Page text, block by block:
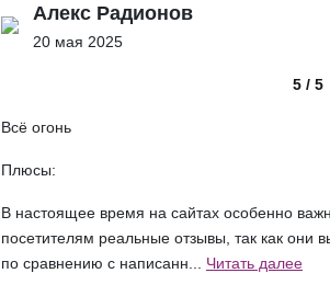
Алекс Радионов
20 мая 2025
5 / 5
Всё огонь
Плюсы:
В настоящее время на сайтах особенно
посетителям реальные отзывы, так как они
по сравнению с написанн... Читать далее